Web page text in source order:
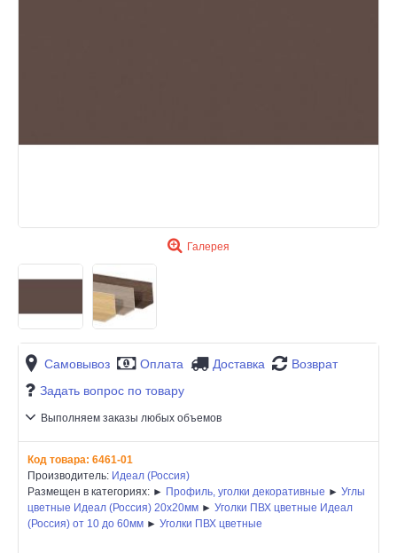
Галерея
Самовывоз Оплата Доставка
Возврат
Задать вопрос по товару
Выполняем заказы любых объемов
Код товара: 6461-01
Производитель: Идеал (Россия)
Размещен в категориях: ► Профиль, уголки декоративные ► Углы
цветные Идеал (Россия) 20х20мм ► Уголки ПВХ цветные Идеал
(Россия) от 10 до 60мм ► Уголки ПВХ цветные